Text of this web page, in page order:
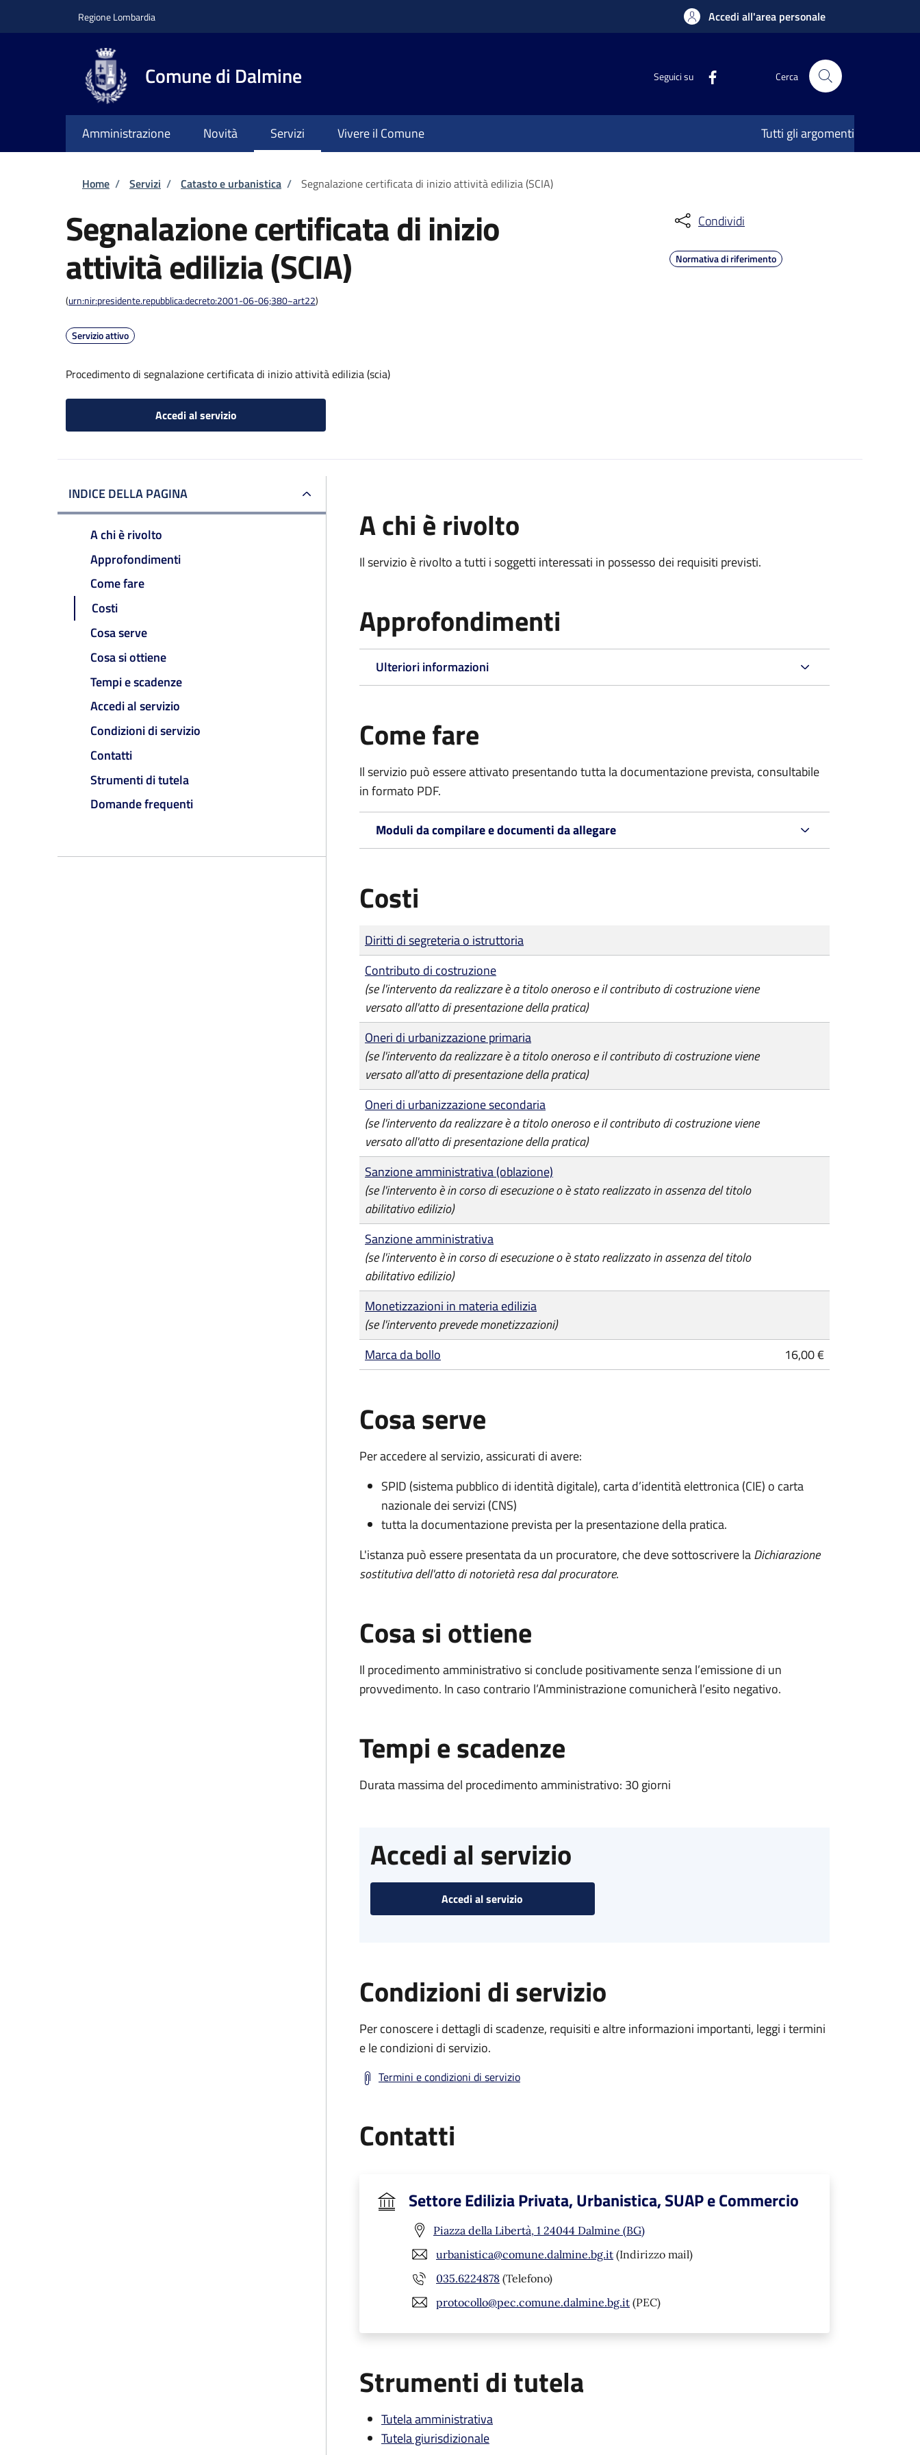
Regione Lombardia Accedi all'area personale
Comune di Dalmine Seguici su Cerca
Amministrazione Novità Servizi Vivere il Comune Tutti gli argomenti
Briciole di pane
Home / Servizi / Catasto e urbanistica / Segnalazione certificata di inizio attività edilizia (SCIA)
Segnalazione certificata di inizio
attività edilizia (SCIA)
(urn:nir:presidente.repubblica:decreto:2001-06-06;380~art22)
Servizio attivo
Procedimento di segnalazione certificata di inizio attività edilizia (scia)
Accedi al servizio
Condividi
Normativa di riferimento
INDICE DELLA PAGINA
A chi è rivolto
Approfondimenti
Come fare
Costi
Cosa serve
Cosa si ottiene
Tempi e scadenze
Accedi al servizio
Condizioni di servizio
Contatti
Strumenti di tutela
Domande frequenti
A chi è rivolto
Il servizio è rivolto a tutti i soggetti interessati in possesso dei requisiti previsti.
Approfondimenti
Ulteriori informazioni
Come fare
Il servizio può essere attivato presentando tutta la documentazione prevista, consultabile
in formato PDF.
Moduli da compilare e documenti da allegare
Costi
Tipo di pagamento
Importo
Diritti di segreteria o istruttoria
Contributo di costruzione
(se l'intervento da realizzare è a titolo oneroso e il contributo di costruzione viene
versato all'atto di presentazione della pratica)
Oneri di urbanizzazione primaria
(se l'intervento da realizzare è a titolo oneroso e il contributo di costruzione viene
versato all'atto di presentazione della pratica)
Oneri di urbanizzazione secondaria
(se l'intervento da realizzare è a titolo oneroso e il contributo di costruzione viene
versato all'atto di presentazione della pratica)
Sanzione amministrativa (oblazione)
(se l'intervento è in corso di esecuzione o è stato realizzato in assenza del titolo
abilitativo edilizio)
Sanzione amministrativa
(se l'intervento è in corso di esecuzione o è stato realizzato in assenza del titolo
abilitativo edilizio)
Monetizzazioni in materia edilizia
(se l'intervento prevede monetizzazioni)
Marca da bollo
16,00 €
Cosa serve
Per accedere al servizio, assicurati di avere:
SPID (sistema pubblico di identità digitale), carta d’identità elettronica (CIE) o carta
nazionale dei servizi (CNS)
tutta la documentazione prevista per la presentazione della pratica.
L'istanza può essere presentata da un procuratore, che deve sottoscrivere laDichiarazione
sostitutiva dell'atto di notorietà resa dal procuratore.
Cosa si ottiene
Il procedimento amministrativo si conclude positivamente senza l’emissione di un
provvedimento. In caso contrario l’Amministrazione comunicherà l’esito negativo.
Tempi e scadenze
Durata massima del procedimento amministrativo: 30 giorni
Accedi al servizio
Accedi al servizio
Condizioni di servizio
Per conoscere i dettagli di scadenze, requisiti e altre informazioni importanti, leggi i termini
e le condizioni di servizio.
Termini e condizioni di servizio
Contatti
Settore Edilizia Privata, Urbanistica, SUAP e Commercio
Piazza della Libertà, 1 24044 Dalmine (BG)
urbanistica@comune.dalmine.bg.it (Indirizzo mail)
035.6224878 (Telefono)
protocollo@pec.comune.dalmine.bg.it (PEC)
Strumenti di tutela
Tutela amministrativa
Tutela giurisdizionale